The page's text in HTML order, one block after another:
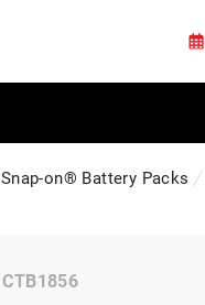
Snap-on® Battery Packs
CTB1856